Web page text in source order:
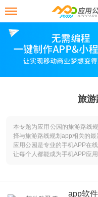
旅
本专题为应用公园的旅游路线
择与旅游路线规划app相关的最
应用公园是专业的手机APP在
让每个人都能成为手机APP应
app软